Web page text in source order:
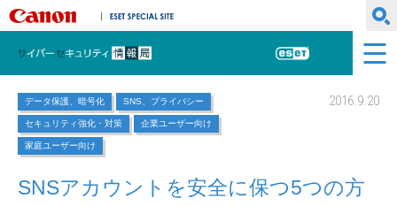
キヤノンマーケティングジャパン株式会社
サイバーセキュリティ情報局
ESET
データ保護、暗号化 SNS、プライバシー
セキュリティ強化・対策 企業ユーザー向け
家庭ユーザー向け
2016.9.20
SNSアカウントを安全に保つ5つの方